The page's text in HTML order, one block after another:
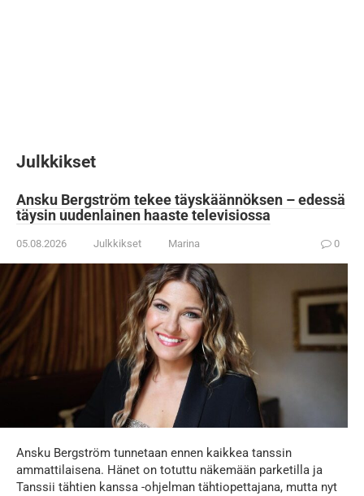
Julkkikset
Ansku Bergström tekee täyskäännöksen – edessä
täysin uudenlainen haaste televisiossa
05.08.2026 Julkkikset Marina 0
Ansku Bergström tunnetaan ennen kaikkea tanssin
ammattilaisena. Hänet on totuttu näkemään parketilla ja
Tanssii tähtien kanssa -ohjelman tähtiopettajana, mutta nyt